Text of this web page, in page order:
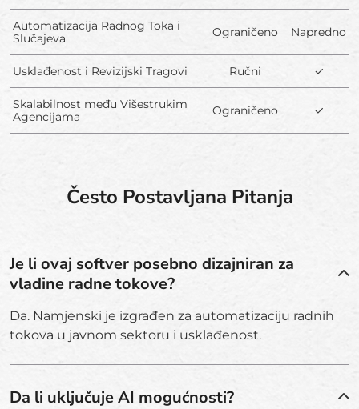
Automatizacija Radnog Toka i
Slučajeva
Ograničeno Napredno
Usklađenost i Revizijski Tragovi Ručni ✓
Skalabilnost među Višestrukim
Agencijama
Ograničeno ✓
Često Postavljana Pitanja
Je li ovaj softver posebno dizajniran za
vladine radne tokove?
Da. Namjenski je izgrađen za automatizaciju radnih
tokova u javnom sektoru i usklađenost.
Da li uključuje AI mogućnosti?